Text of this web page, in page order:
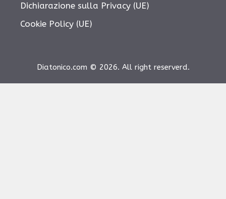
Dichiarazione sulla Privacy (UE)
Cookie Policy (UE)
Diatonico.com © 2026. All right reserverd.